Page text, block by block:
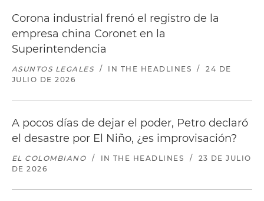
Corona industrial frenó el registro de la
empresa china Coronet en la
Superintendencia
ASUNTOS LEGALES / IN THE HEADLINES /
24 DE
JULIO DE 2026
A pocos días de dejar el poder, Petro declaró
el desastre por El Niño, ¿es improvisación?
EL COLOMBIANO / IN THE HEADLINES /
23 DE JULIO
DE 2026